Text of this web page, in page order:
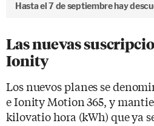
Hasta el 7 de septiembre hay
Las nuevas
Ionity
Los nuevos planes se
e Ionity Motion 365, y
kilovatio hora (kWh) que ya